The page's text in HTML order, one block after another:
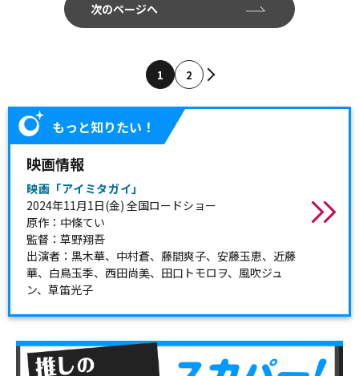
次のページへ
1 2
もっと知りたい！
映画情報
映画「アイミタガイ​​」
2024年11月1日(金) ​​全国ロードショー
原作：中條てい​​
監督：草野翔吾
出演者：黒木華​​、中村蒼​​、藤間爽子、安藤玉恵、近藤
華、白鳥玉季、西田尚美、田口トモロヲ、風吹ジュ
ン、草笛光子